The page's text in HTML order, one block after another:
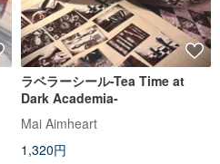
ラベラーシール-Tea Time at
Dark Academia-
Mai Aimheart
1,320円